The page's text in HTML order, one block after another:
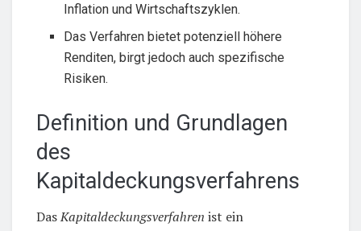
Inflation und Wirtschaftszyklen.
Das Verfahren bietet potenziell höhere
Renditen, birgt jedoch auch spezifische
Risiken.
Definition und Grundlagen
des
Kapitaldeckungsverfahrens
DasKapitaldeckungsverfahren ist ein